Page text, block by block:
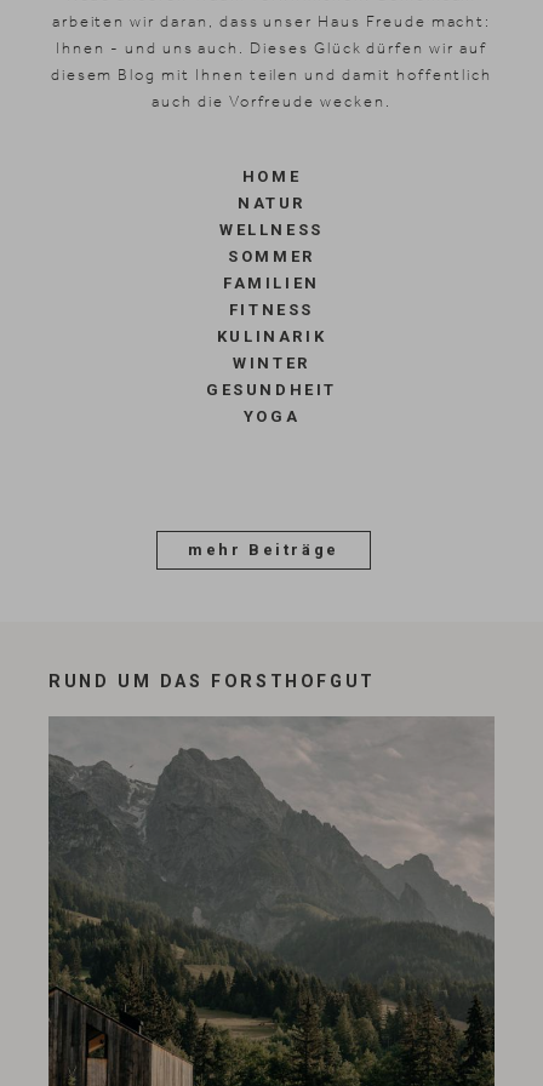
arbeiten wir daran, dass unser Haus Freude macht:
Ihnen - und uns auch. Dieses Glück dürfen wir auf
diesem Blog mit Ihnen teilen und damit hoffentlich
auch die Vorfreude wecken.
HOME
NATUR
WELLNESS
SOMMER
FAMILIEN
FITNESS
KULINARIK
WINTER
GESUNDHEIT
YOGA
mehr Beiträge
RUND UM DAS FORSTHOFGUT